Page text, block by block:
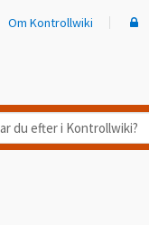
Om Kontrollwiki